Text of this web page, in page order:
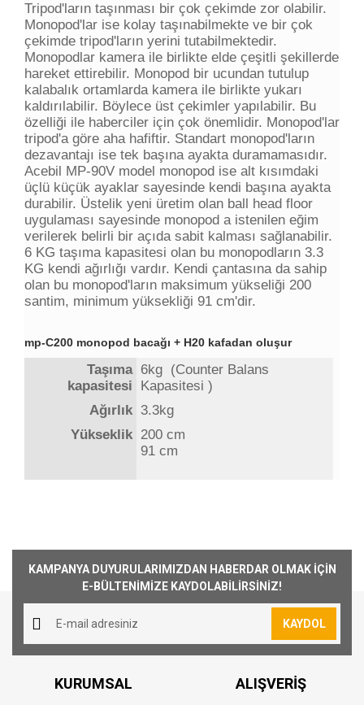
Tripod'ların taşınması bir çok çekimde zor olabilir.
Monopod'lar ise kolay taşınabilmekte ve bir çok
çekimde tripod'ların yerini tutabilmektedir.
Monopodlar kamera ile birlikte elde çeşitli şekillerde
hareket ettirebilir. Monopod bir ucundan tutulup
kalabalık ortamlarda kamera ile birlikte yukarı
kaldırılabilir. Böylece üst çekimler yapılabilir. Bu
özelliği ile haberciler için çok önemlidir. Monopod'lar
tripod'a göre aha hafiftir. Standart monopod'ların
dezavantajı ise tek başına ayakta duramamasıdır.
Acebil MP-90V model monopod ise alt kısımdaki
üçlü küçük ayaklar sayesinde kendi başına ayakta
durabilir. Üstelik yeni üretim olan ball head floor
uygulaması sayesinde monopod a istenilen eğim
verilerek belirli bir açıda sabit kalması sağlanabilir.
6 KG taşıma kapasitesi olan bu monopodların 3.3
KG kendi ağırlığı vardır. Kendi çantasına da sahip
olan bu monopod'ların maksimum yükseliği 200
santim, minimum yüksekliği 91 cm'dir.
mp-C200 monopod bacağı + H20 kafadan oluşur
Taşıma
kapasitesi
6kg (Counter Balans
Kapasitesi )
Ağırlık 3.3kg
Yükseklik 200 cm
91 cm
Yorum Yaz
sonları ürün sevkiyatımız yoktur.
Kargo Ücreti
1000₺ Üstü siparişlerin tümü Türkiye'nin her
yerine ücretsiz olarak gönderilmektedir. 1000₺
alınmaktadır.
KAMPANYA DUYURULARIMIZDAN HABERDAR OLMAK İÇİN
E-BÜLTENİMİZE KAYDOLABİLİRSİNİZ!
KAYDOL
KURUMSAL ALIŞVERİŞ